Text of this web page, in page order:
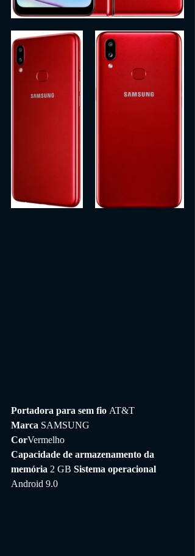
Portadora para sem fio AT&T
Marca SAMSUNG
CorVermelho
Capacidade de armazenamento da
memória 2 GB Sistema operacional
Android 9.0